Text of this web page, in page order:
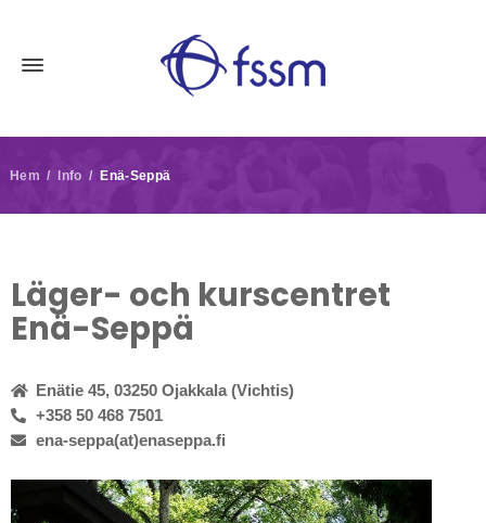
Hem / Info / Enä-Seppä
Läger- och kurscentret
Enä-Seppä
Enätie 45, 03250 Ojakkala (Vichtis)
+358 50 468 7501
ena-seppa(at)enaseppa.fi